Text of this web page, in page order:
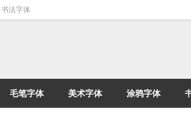
书法字体
毛笔字体 美术字体 涂鸦字体